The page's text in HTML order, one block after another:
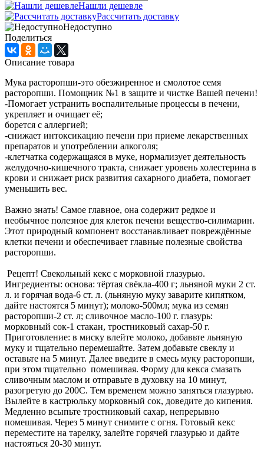
Нашли дешевле
Рассчитать доставку
Недоступно
Поделиться
Описание товара
Мука расторопши-это обезжиренное и смолотое семя
расторопши. Помощник №1 в защите и чистке Вашей печени!
-Помогает устранить воспалительные процессы в печени,
укрепляет и очищает её;
борется с аллергией;
-снижает интоксикацию печени при приеме лекарственных
препаратов и употреблении алкоголя;
-клетчатка содержащаяся в муке, нормализует деятельность
желудочно-кишечного тракта, снижает уровень холестерина в
крови и снижает риск развития сахарного диабета, помогает
уменьшить вес.
Важно знать! Самое главное, она содержит редкое и
необычное полезное для клеток печени вещество-силимарин.
Этот природный компонент восстанавливает повреждённые
клетки печени и обеспечивает главные полезные свойства
расторопши.
Рецепт! Свекольный кекс с морковной глазурью.
Ингредиенты: основа: тёртая свёкла-400 г; льняной муки 2 ст.
л. и горячая вода-6 ст. л. (льняную муку заварите кипятком,
дайте настоятся 5 минут); молоко-500мл; мука из семян
расторопши-2 ст. л; сливочное масло-100 г. глазурь:
морковный сок-1 стакан, тростниковый сахар-50 г.
Приготовление: в миску влейте молоко, добавьте льняную
муку и тщательно перемешайте. Затем добавьте свеклу и
оставьте на 5 минут. Далее введите в смесь муку расторопши,
при этом тщательно помешивая. Форму для кекса смазать
сливочным маслом и отправьте в духовку на 10 минут,
разогретую до 200С. Тем временем можно заняться глазурью.
Вылейте в кастрюльку морковный сок, доведите до кипения.
Медленно всыпьте тростниковый сахар, непрерывно
помешивая. Через 5 минут снимите с огня. Готовый кекс
переместите на тарелку, залейте горячей глазурью и дайте
настояться 20-30 минут.